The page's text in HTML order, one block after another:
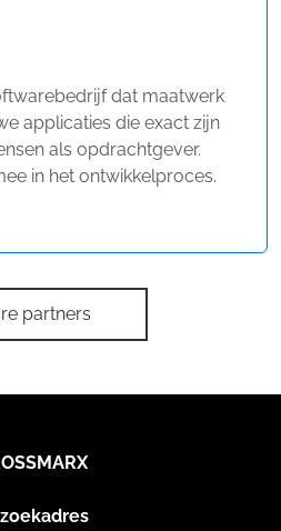
dat maatwerk
applicaties die exact zijn
als opdrachtgever.
in het ontwikkelproces.
partners